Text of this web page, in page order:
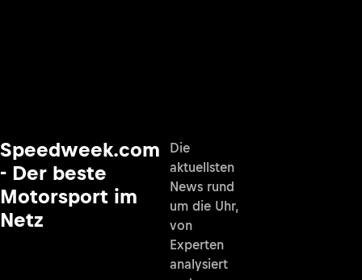
Speedweek.com
- Der beste
Motorsport im
Netz
Die
aktuellsten
News rund
um die Uhr,
von
Experten
analysiert